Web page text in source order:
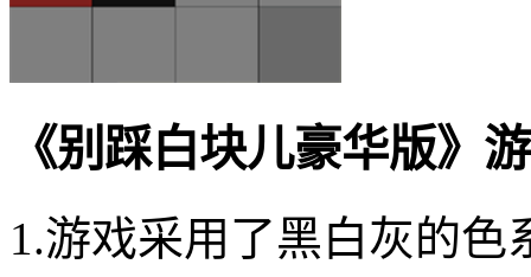
《别踩白块儿豪华版》
1.游戏采用了黑白灰的